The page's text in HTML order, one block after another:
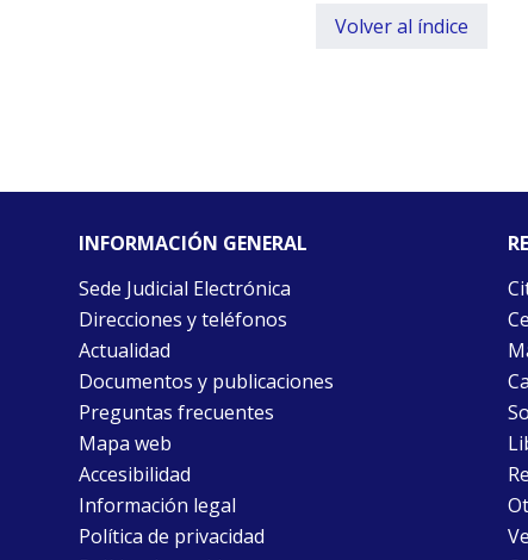
Volver al índice
INFORMACIÓN GENERAL
Sede Judicial Electrónica
Direcciones y teléfonos
Actualidad
Documentos y publicaciones
Preguntas frecuentes
Mapa web
Accesibilidad
Información legal
Política de privacidad